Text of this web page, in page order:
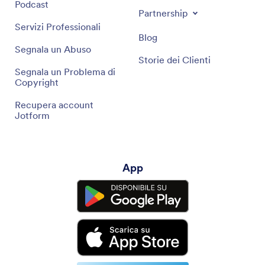
Podcast
Servizi Professionali
Segnala un Abuso
Segnala un Problema di
Copyright
Recupera account
Jotform
Partnership
Blog
Storie dei Clienti
App